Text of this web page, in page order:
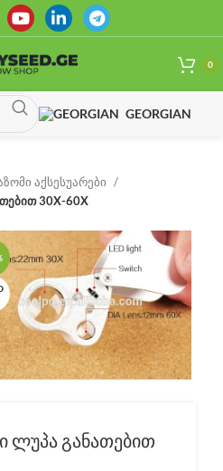
0
GEORGIAN
აქსესუარები
30X-60X
ლუპა განათებით